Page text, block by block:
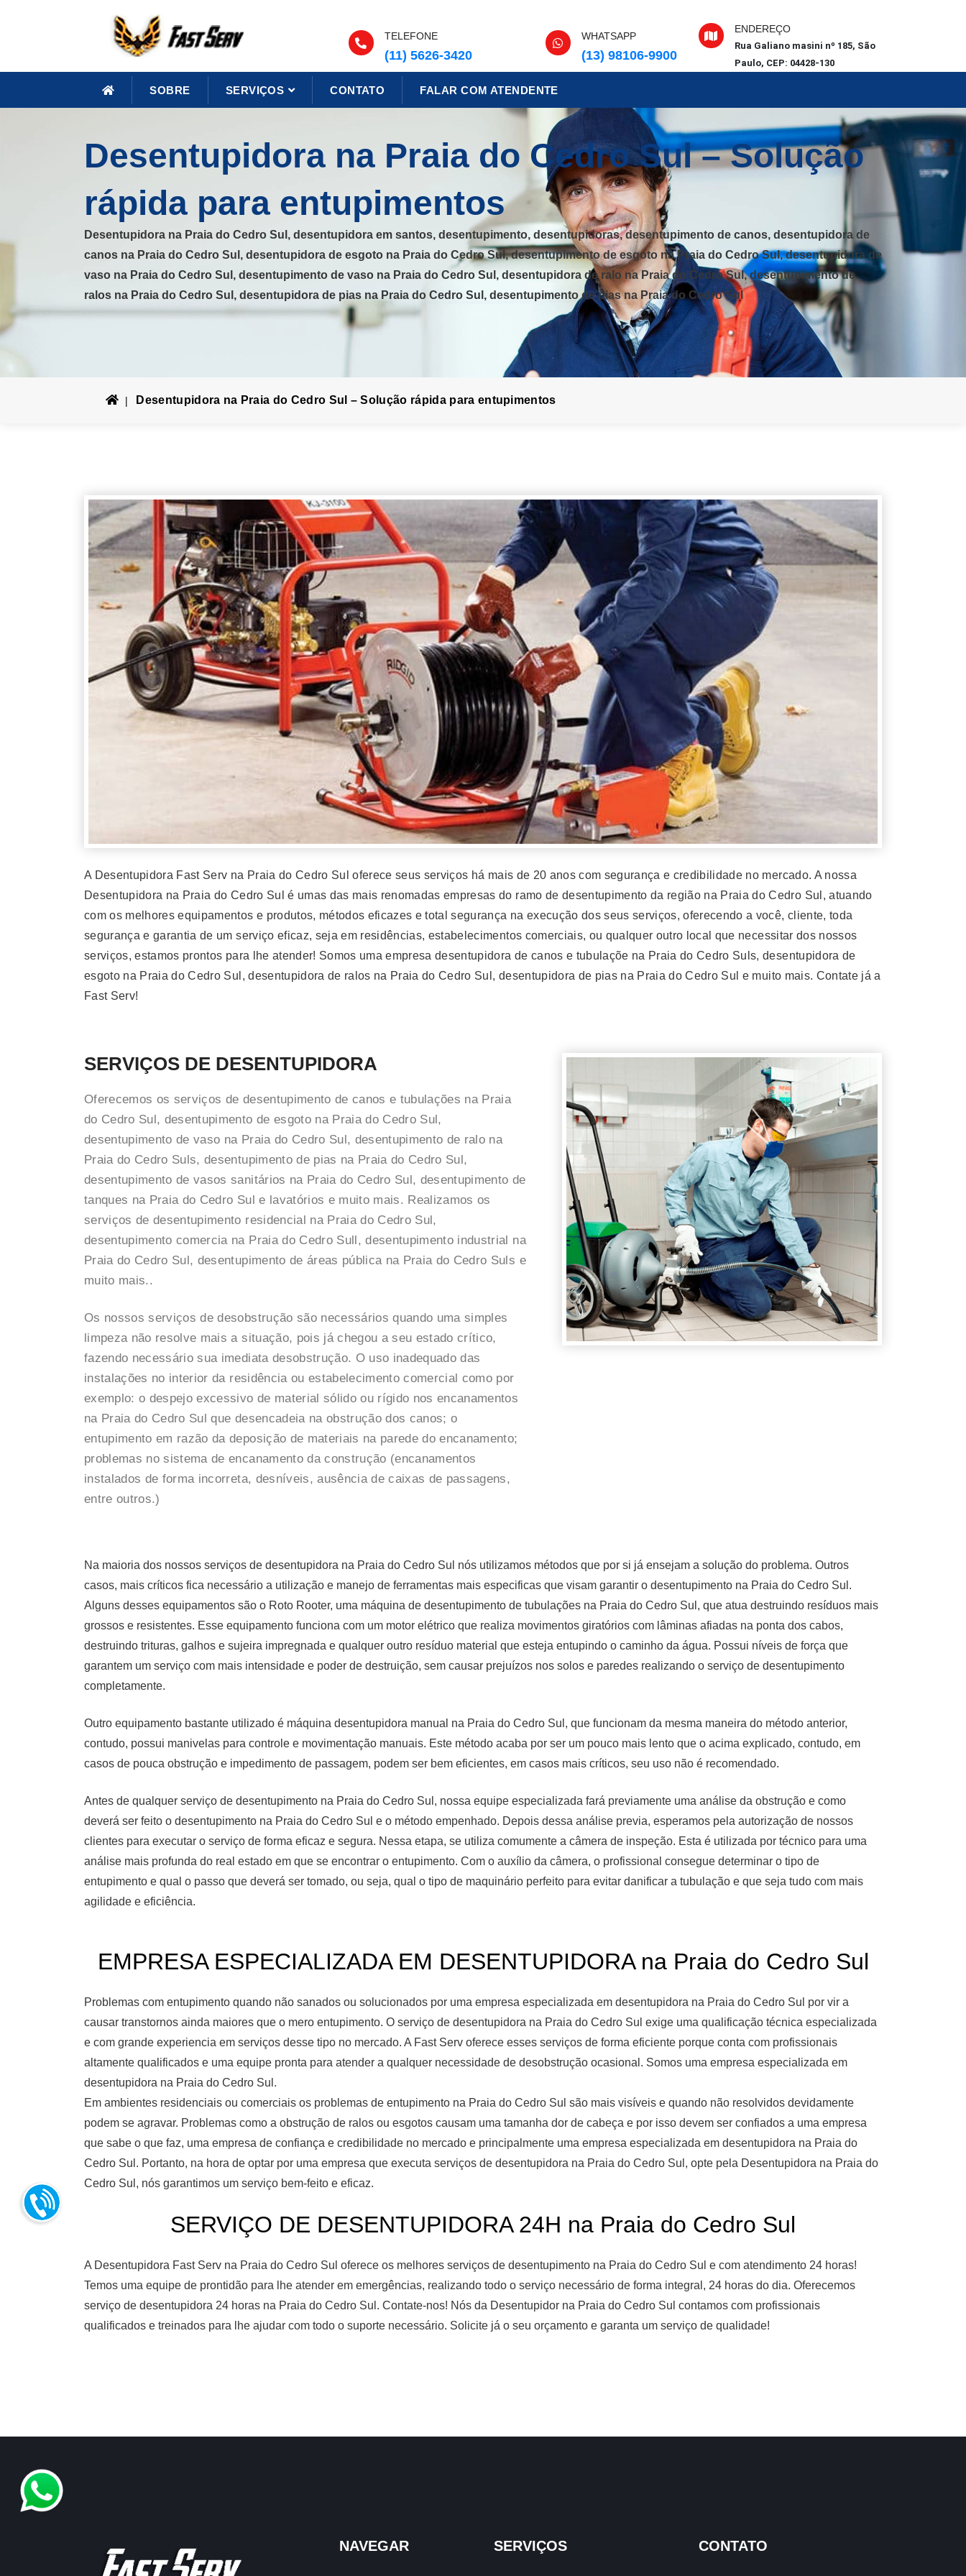
TELEFONE
(11) 5626-3420
WHATSAPP
(13) 98106-9900
ENDEREÇO
Rua Galiano masini nº 185, São
Paulo, CEP: 04428-130
SOBRE SERVIÇOS CONTATO FALAR COM ATENDENTE
Desentupidora na Praia do Cedro Sul – Solução
rápida para entupimentos
Desentupidora na Praia do Cedro Sul, desentupidora em santos, desentupimento, desentupidoras, desentupimento de canos, desentupidora de
canos na Praia do Cedro Sul, desentupidora de esgoto na Praia do Cedro Sul, desentupimento de esgoto na Praia do Cedro Sul, desentupidora de
vaso na Praia do Cedro Sul, desentupimento de vaso na Praia do Cedro Sul, desentupidora de ralo na Praia do Cedro Sul, desentupimento de
ralos na Praia do Cedro Sul, desentupidora de pias na Praia do Cedro Sul, desentupimento de pias na Praia do Cedro Sul
Desentupidora na Praia do Cedro Sul – Solução rápida para entupimentos
A Desentupidora Fast Serv na Praia do Cedro Sul oferece seus serviços há mais de 20 anos com segurança e credibilidade no mercado. A nossa
Desentupidora na Praia do Cedro Sul é umas das mais renomadas empresas do ramo de desentupimento da região na Praia do Cedro Sul, atuando
com os melhores equipamentos e produtos, métodos eficazes e total segurança na execução dos seus serviços, oferecendo a você, cliente, toda
segurança e garantia de um serviço eficaz, seja em residências, estabelecimentos comerciais, ou qualquer outro local que necessitar dos nossos
serviços, estamos prontos para lhe atender! Somos uma empresa desentupidora de canos e tubulaçõe na Praia do Cedro Suls, desentupidora de
esgoto na Praia do Cedro Sul, desentupidora de ralos na Praia do Cedro Sul, desentupidora de pias na Praia do Cedro Sul e muito mais. Contate já a
Fast Serv!
SERVIÇOS DE DESENTUPIDORA
Oferecemos os serviços de desentupimento de canos e tubulações na Praia
do Cedro Sul, desentupimento de esgoto na Praia do Cedro Sul,
desentupimento de vaso na Praia do Cedro Sul, desentupimento de ralo na
Praia do Cedro Suls, desentupimento de pias na Praia do Cedro Sul,
desentupimento de vasos sanitários na Praia do Cedro Sul, desentupimento de
tanques na Praia do Cedro Sul e lavatórios e muito mais. Realizamos os
serviços de desentupimento residencial na Praia do Cedro Sul,
desentupimento comercia na Praia do Cedro Sull, desentupimento industrial na
Praia do Cedro Sul, desentupimento de áreas pública na Praia do Cedro Suls e
muito mais..
Os nossos serviços de desobstrução são necessários quando uma simples
limpeza não resolve mais a situação, pois já chegou a seu estado crítico,
fazendo necessário sua imediata desobstrução. O uso inadequado das
instalações no interior da residência ou estabelecimento comercial como por
exemplo: o despejo excessivo de material sólido ou rígido nos encanamentos
na Praia do Cedro Sul que desencadeia na obstrução dos canos; o
entupimento em razão da deposição de materiais na parede do encanamento;
problemas no sistema de encanamento da construção (encanamentos
instalados de forma incorreta, desníveis, ausência de caixas de passagens,
entre outros.)
Na maioria dos nossos serviços de desentupidora na Praia do Cedro Sul nós utilizamos métodos que por si já ensejam a solução do problema. Outros
casos, mais críticos fica necessário a utilização e manejo de ferramentas mais especificas que visam garantir o desentupimento na Praia do Cedro Sul.
Alguns desses equipamentos são o Roto Rooter, uma máquina de desentupimento de tubulações na Praia do Cedro Sul, que atua destruindo resíduos mais
grossos e resistentes. Esse equipamento funciona com um motor elétrico que realiza movimentos giratórios com lâminas afiadas na ponta dos cabos,
destruindo trituras, galhos e sujeira impregnada e qualquer outro resíduo material que esteja entupindo o caminho da água. Possui níveis de força que
garantem um serviço com mais intensidade e poder de destruição, sem causar prejuízos nos solos e paredes realizando o serviço de desentupimento
completamente.
Outro equipamento bastante utilizado é máquina desentupidora manual na Praia do Cedro Sul, que funcionam da mesma maneira do método anterior,
contudo, possui manivelas para controle e movimentação manuais. Este método acaba por ser um pouco mais lento que o acima explicado, contudo, em
casos de pouca obstrução e impedimento de passagem, podem ser bem eficientes, em casos mais críticos, seu uso não é recomendado.
Antes de qualquer serviço de desentupimento na Praia do Cedro Sul, nossa equipe especializada fará previamente uma análise da obstrução e como
deverá ser feito o desentupimento na Praia do Cedro Sul e o método empenhado. Depois dessa análise previa, esperamos pela autorização de nossos
clientes para executar o serviço de forma eficaz e segura. Nessa etapa, se utiliza comumente a câmera de inspeção. Esta é utilizada por técnico para uma
análise mais profunda do real estado em que se encontrar o entupimento. Com o auxílio da câmera, o profissional consegue determinar o tipo de
entupimento e qual o passo que deverá ser tomado, ou seja, qual o tipo de maquinário perfeito para evitar danificar a tubulação e que seja tudo com mais
agilidade e eficiência.
EMPRESA ESPECIALIZADA EM DESENTUPIDORA na Praia do Cedro Sul
Problemas com entupimento quando não sanados ou solucionados por uma empresa especializada em desentupidora na Praia do Cedro Sul por vir a
causar transtornos ainda maiores que o mero entupimento. O serviço de desentupidora na Praia do Cedro Sul exige uma qualificação técnica especializada
e com grande experiencia em serviços desse tipo no mercado. A Fast Serv oferece esses serviços de forma eficiente porque conta com profissionais
altamente qualificados e uma equipe pronta para atender a qualquer necessidade de desobstrução ocasional. Somos uma empresa especializada em
desentupidora na Praia do Cedro Sul.
Em ambientes residenciais ou comerciais os problemas de entupimento na Praia do Cedro Sul são mais visíveis e quando não resolvidos devidamente
podem se agravar. Problemas como a obstrução de ralos ou esgotos causam uma tamanha dor de cabeça e por isso devem ser confiados a uma empresa
que sabe o que faz, uma empresa de confiança e credibilidade no mercado e principalmente uma empresa especializada em desentupidora na Praia do
Cedro Sul. Portanto, na hora de optar por uma empresa que executa serviços de desentupidora na Praia do Cedro Sul, opte pela Desentupidora na Praia do
Cedro Sul, nós garantimos um serviço bem-feito e eficaz.
SERVIÇO DE DESENTUPIDORA 24H na Praia do Cedro Sul
A Desentupidora Fast Serv na Praia do Cedro Sul oferece os melhores serviços de desentupimento na Praia do Cedro Sul e com atendimento 24 horas!
Temos uma equipe de prontidão para lhe atender em emergências, realizando todo o serviço necessário de forma integral, 24 horas do dia. Oferecemos
serviço de desentupidora 24 horas na Praia do Cedro Sul. Contate-nos! Nós da Desentupidor na Praia do Cedro Sul contamos com profissionais
qualificados e treinados para lhe ajudar com todo o suporte necessário. Solicite já o seu orçamento e garanta um serviço de qualidade!
NAVEGAR SERVIÇOS CONTATO